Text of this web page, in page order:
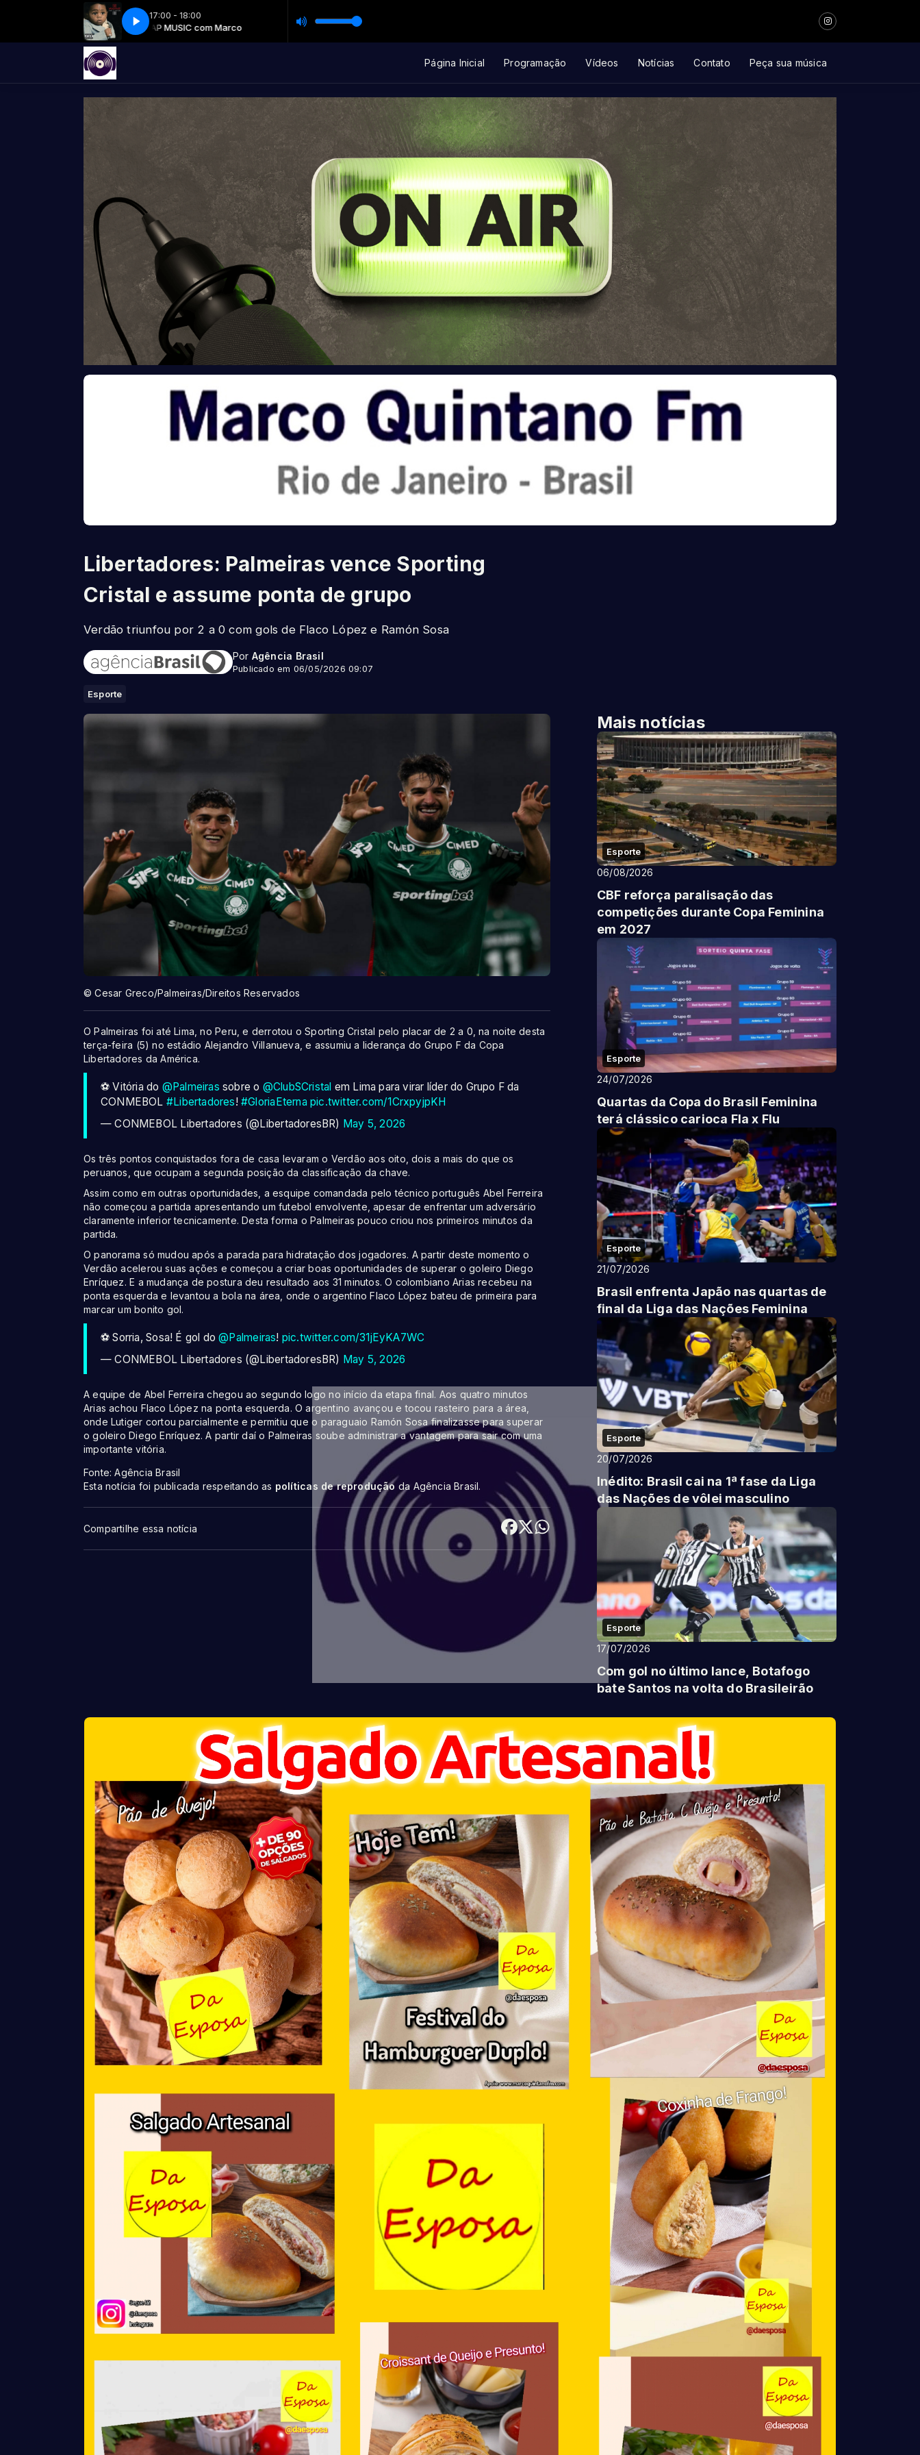
17:00 - 18:00
RAP MUSIC com Marco RAP MUSIC com Marco
Lil Wayne - Lollipop Lil Wayne - Lollipop
Página Inicial Programação Vídeos Notícias Contato Peça sua música
Libertadores: Palmeiras vence Sporting
Cristal e assume ponta de grupo
Verdão triunfou por 2 a 0 com gols de Flaco López e Ramón Sosa
Por Agência Brasil
Publicado em 06/05/2026 09:07
Esporte
© Cesar Greco/Palmeiras/Direitos Reservados
O Palmeiras foi até Lima, no Peru, e derrotou o Sporting Cristal pelo placar de 2 a 0, na noite desta
terça-feira (5) no estádio Alejandro Villanueva, e assumiu a liderança do Grupo F da Copa
Libertadores da América.
⚽ Vitória do @Palmeiras sobre o @ClubSCristal em Lima para virar líder do Grupo F da
CONMEBOL #Libertadores!#GloriaEterna pic.twitter.com/1CrxpyjpKH
— CONMEBOL Libertadores (@LibertadoresBR) May 5, 2026
Os três pontos conquistados fora de casa levaram o Verdão aos oito, dois a mais do que os
peruanos, que ocupam a segunda posição da classificação da chave.
Assim como em outras oportunidades, a esquipe comandada pelo técnico português Abel Ferreira
não começou a partida apresentando um futebol envolvente, apesar de enfrentar um adversário
claramente inferior tecnicamente. Desta forma o Palmeiras pouco criou nos primeiros minutos da
partida.
O panorama só mudou após a parada para hidratação dos jogadores. A partir deste momento o
Verdão acelerou suas ações e começou a criar boas oportunidades de superar o goleiro Diego
Enríquez. E a mudança de postura deu resultado aos 31 minutos. O colombiano Arias recebeu na
ponta esquerda e levantou a bola na área, onde o argentino Flaco López bateu de primeira para
marcar um bonito gol.
⚽ Sorria, Sosa! É gol do@Palmeiras! pic.twitter.com/31jEyKA7WC
— CONMEBOL Libertadores (@LibertadoresBR) May 5, 2026
A equipe de Abel Ferreira chegou ao segundo logo no início da etapa final. Aos quatro minutos
Arias achou Flaco López na ponta esquerda. O argentino avançou e tocou rasteiro para a área,
onde Lutiger cortou parcialmente e permitiu que o paraguaio Ramón Sosa finalizasse para superar
o goleiro Diego Enríquez. A partir daí o Palmeiras soube administrar a vantagem para sair com uma
importante vitória.
Fonte: Agência Brasil
Esta notícia foi publicada respeitando as políticas de reprodução da Agência Brasil.
Compartilhe essa notícia
Mais notícias
Esporte
06/08/2026
CBF reforça paralisação das
competições durante Copa Feminina
em 2027
Esporte
24/07/2026
Quartas da Copa do Brasil Feminina
terá clássico carioca Fla x Flu
Esporte
21/07/2026
Brasil enfrenta Japão nas quartas de
final da Liga das Nações Feminina
Esporte
20/07/2026
Inédito: Brasil cai na 1ª fase da Liga
das Nações de vôlei masculino
Esporte
17/07/2026
Com gol no último lance, Botafogo
bate Santos na volta do Brasileirão